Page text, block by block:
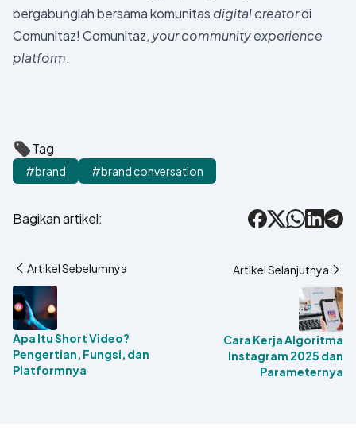
bergabunglah bersama komunitas digital creatordi
Comunitaz! Comunitaz, your community experience
platform.
Tag
#brand #brand conversation
Bagikan artikel:
Artikel Sebelumnya
Apa Itu Short Video?
Pengertian, Fungsi, dan
Platformnya
Artikel Selanjutnya
Cara Kerja Algoritma
Instagram 2025 dan
Parameternya